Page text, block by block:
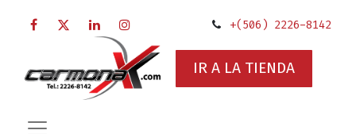
+(506) 2226-8142
IR A LA TIENDA